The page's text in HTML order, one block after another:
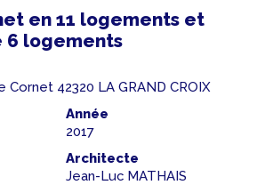
en 11 logements et
6 logements
Cornet 42320 LA GRAND CROIX
Année
2017
Architecte
Jean-Luc MATHAIS